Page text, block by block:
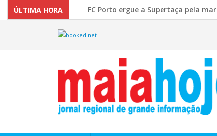
ÚLTIMA HORAFC Porto ergue a Supertaça pela margem
Comissão Europeia quer ouvir as PME’s